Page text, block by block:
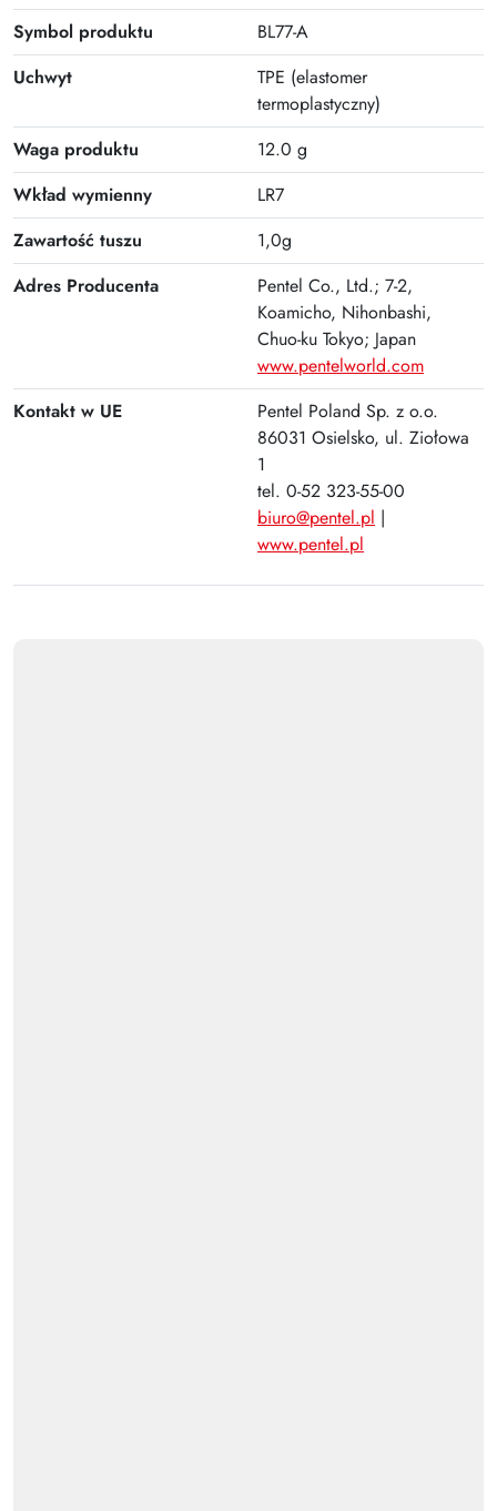
Symbol produktu
BL77-A
Uchwyt
TPE (elastomer
termoplastyczny)
Waga produktu
12.0 g
Wkład wymienny
LR7
Zawartość tuszu
1,0g
Adres Producenta
Pentel Co., Ltd.; 7-2,
Koamicho, Nihonbashi,
Chuo-ku Tokyo; Japan
www.pentelworld.com
Kontakt w UE
Pentel Poland Sp. z o.o.
86031 Osielsko, ul. Ziołowa
1
tel. 0-52 323-55-00
biuro@pentel.pl |
www.pentel.pl